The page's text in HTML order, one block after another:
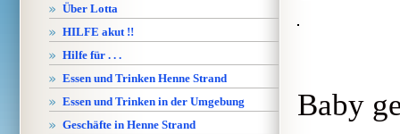
Über Lotta
HILFE akut !!
Hilfe für . . .
Essen und Trinken Henne Strand
Essen und Trinken in der Umgebung
Geschäfte in Henne Strand
Baby